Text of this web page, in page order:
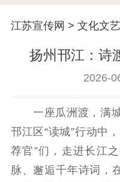
信息公开年度
告
江苏宣传网 > 文化文艺
扬州邗江：诗
2026-
一座瓜洲渡，满城
邗江区“读城”行动中
荐官”们，走进长江
脉、邂逅千年诗词，